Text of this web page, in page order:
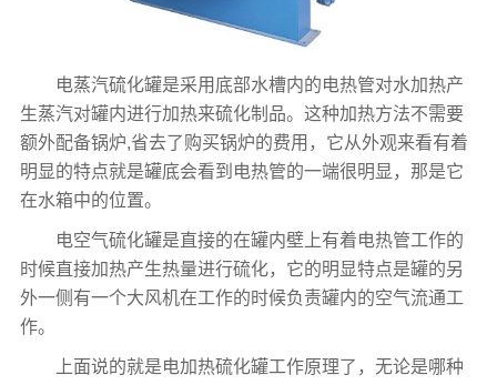
电蒸汽硫化罐是采用底部水槽内的电热管对水加热产
生蒸汽对罐内进行加热来硫化制品。这种加热方法不需要
额外配备锅炉,省去了购买锅炉的费用，它从外观来看有着
明显的特点就是罐底会看到电热管的一端很明显，那是它
在水箱中的位置。
电空气硫化罐是直接的在罐内壁上有着电热管工作的
时候直接加热产生热量进行硫化，它的明显特点是罐的另
外一侧有一个大风机在工作的时候负责罐内的空气流通工
作。
上面说的就是电加热硫化罐工作原理了，无论是哪种